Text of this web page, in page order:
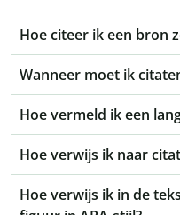
Hoe citeer ik een bron
Wanneer moet ik
Hoe vermeld ik een
Hoe verwijs ik naar
Hoe verwijs ik in de